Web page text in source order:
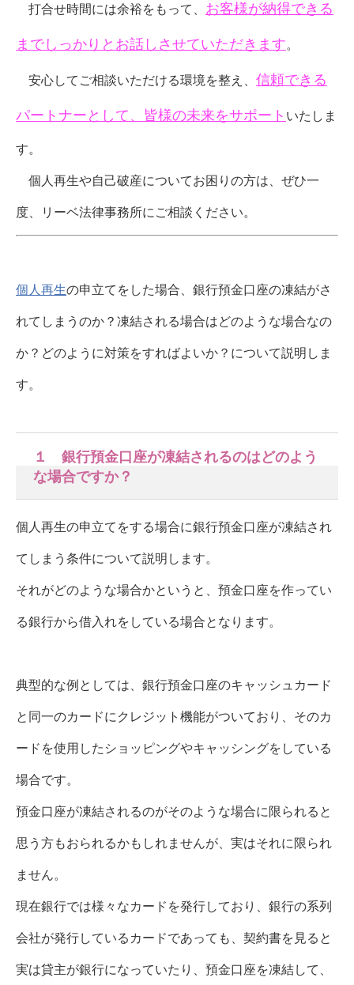
打合せ時間には余裕をもって、 お客様が納得できる
までしっかりとお話しさせていただきます。
安心してご相談いただける環境を整え、 信頼できる
パートナーとして、皆様の未来をサポート いたしま
す。
個人再生や自己破産についてお困りの方は、ぜひ一
度、リーベ法律事務所にご相談ください。
個人再生の申立てをした場合、銀行預金口座の凍結がさ
れてしまうのか？凍結される場合はどのような場合なの
か？どのように対策をすればよいか？について説明しま
す。
１ 銀行預金口座が凍結されるのはどのよう
な場合ですか？
個人再生の申立てをする場合に銀行預金口座が凍結され
てしまう条件について説明します。
それがどのような場合かというと、預金口座を作ってい
る銀行から借入れをしている場合となります。
典型的な例としては、銀行預金口座のキャッシュカード
と同一のカードにクレジット機能がついており、そのカ
ードを使用したショッピングやキャッシングをしている
場合です。
預金口座が凍結されるのがそのような場合に限られると
思う方もおられるかもしれませんが、実はそれに限られ
ません。
現在銀行では様々なカードを発行しており、銀行の系列
会社が発行しているカードであっても、契約書を見ると
実は貸主が銀行になっていたり、預金口座を凍結して、